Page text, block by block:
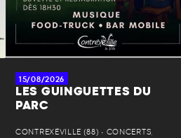
15/08/2026
LES GUINGUETTES DU
PARC
CONTREXÉVILLE (88) • CONCERTS,